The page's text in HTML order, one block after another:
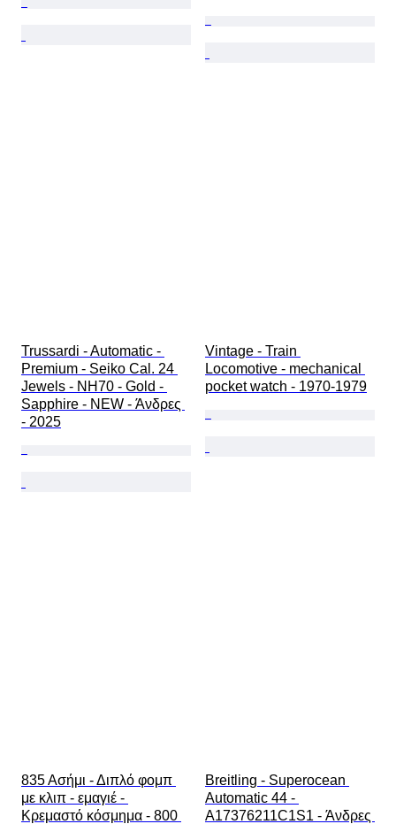
Trussardi - Automatic -
Premium - Seiko Cal. 24
Jewels - NH70 - Gold -
Sapphire - NEW - Άνδρες
- 2025
Vintage - Train
Locomotive - mechanical
pocket watch - 1970-1979
835 Ασήμι - Διπλό φομπ
με κλιπ - εμαγιέ -
Κρεμαστό κόσμημα - 800
Breitling - Superocean
Automatic 44 -
A17376211C1S1 - Άνδρες